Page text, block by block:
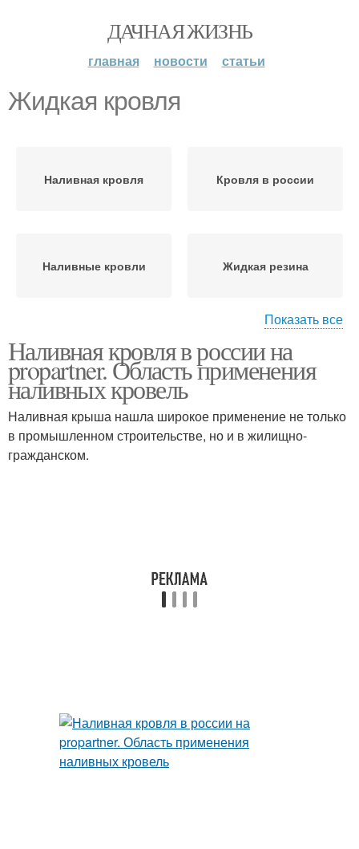
ДАЧНАЯ ЖИЗНЬ
главная новости статьи
Жидкая кровля
Наливная кровля Кровля в россии
Наливные кровли Жидкая резина
Резина для кровли Жидкий материал
Напыляемая кровля
Показать все
Наливная кровля в россии на
propartner. Область применения
наливных кровель
Наливная крыша нашла широкое применение не только
в промышленном строительстве, но и в жилищно-
гражданском.